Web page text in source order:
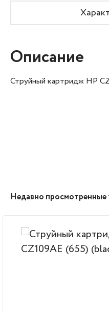
Описание
Струйный картридж HP
Недавно просмотренные